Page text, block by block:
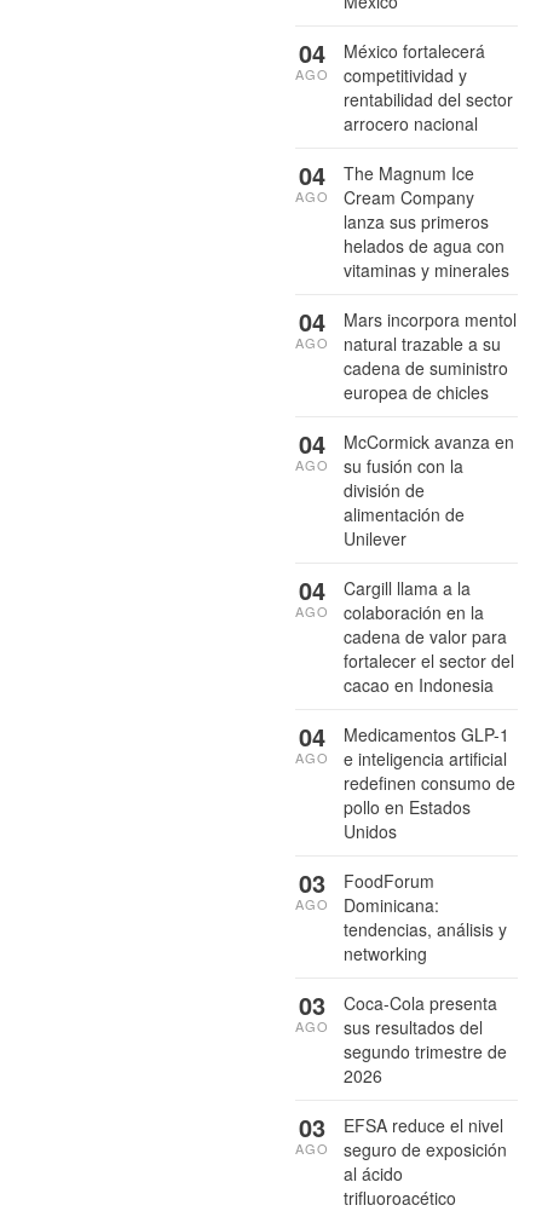
México fortalecerá
competitividad y
rentabilidad del sector
arrocero nacional
04
AGO
The Magnum Ice
Cream Company
lanza sus primeros
helados de agua con
vitaminas y minerales
04
AGO
Mars incorpora mentol
natural trazable a su
cadena de suministro
europea de chicles
04
AGO
McCormick avanza en
su fusión con la
división de
alimentación de
Unilever
04
AGO
Cargill llama a la
colaboración en la
cadena de valor para
fortalecer el sector del
cacao en Indonesia
04
AGO
Medicamentos GLP-1
e inteligencia artificial
redefinen consumo de
pollo en Estados
Unidos
04
AGO
FoodForum
Dominicana:
tendencias, análisis y
networking
03
AGO
Coca-Cola presenta
sus resultados del
segundo trimestre de
2026
03
AGO
EFSA reduce el nivel
seguro de exposición
al ácido
trifluoroacético
03
AGO